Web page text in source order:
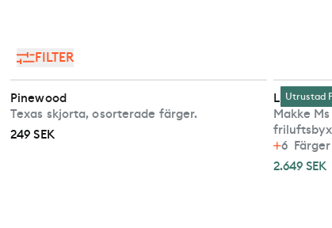
FILTER
Pinewood
Texas skjorta, osorterade färger.
249 SEK
Utrustad
Lundhags
Makke
6 Färger
2.649 SEK